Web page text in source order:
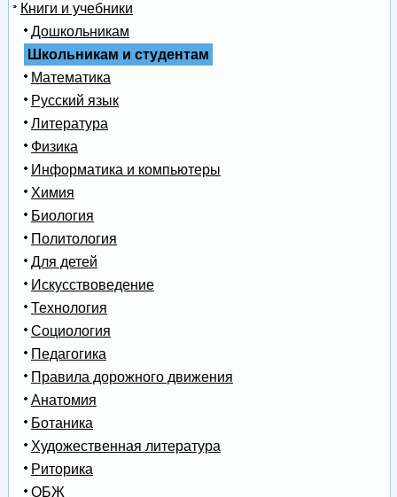
Книги и учебники
Дошкольникам
Школьникам и студентам
Математика
Русский язык
Литература
Физика
Информатика и компьютеры
Химия
Биология
Политология
Для детей
Искусствоведение
Технология
Социология
Педагогика
Правила дорожного движения
Анатомия
Ботаника
Художественная литература
Риторика
ОБЖ